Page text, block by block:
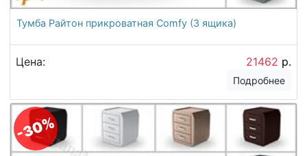
Тумба Райтон прикроватная Comfy (3 ящика)
Цена: 21462 р.
Подробнее
-30%